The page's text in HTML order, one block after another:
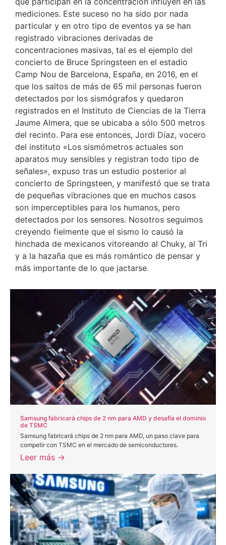
mediciones. Este suceso no ha sido por nada
particular y en otro tipo de eventos ya se han
registrado vibraciones derivadas de
concentraciones masivas, tal es el ejemplo del
concierto de Bruce Springsteen en el estadio
Camp Nou de Barcelona, España, en 2016, en el
que los saltos de más de 65 mil personas fueron
detectados por los sismógrafos y quedaron
registrados en el Instituto de Ciencias de la Tierra
Jaume Almera, que se ubicaba a sólo 500 metros
del recinto. Para ese entonces, Jordi Díaz, vocero
del instituto «Los sismómetros actuales son
aparatos muy sensibles y registran todo tipo de
señales», expuso tras un estudio posterior al
concierto de Springsteen, y manifestó que se trata
de pequeñas vibraciones que en muchos casos
son imperceptibles para los humanos, pero
detectados por los sensores. Nosotros seguimos
creyendo fielmente que el sismo lo causó la
hinchada de mexicanos vitoreando al Chuky, al Tri
y a la hazaña que es más romántico de pensar y
más importante de lo que jactarse.
Samsung fabricará chips de 2 nm para AMD y desafía el dominio
de TSMC
Samsung fabricará chips de 2 nm para AMD, un paso clave para
competir con TSMC en el mercado de semiconductores.
Leer más →